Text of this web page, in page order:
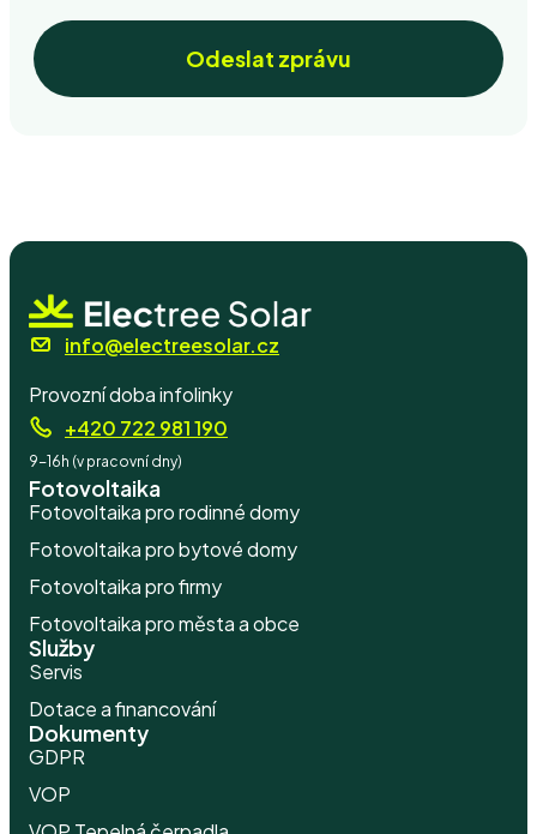
Odeslat zprávu
info@electreesolar.cz
Provozní doba infolinky
+420 722 981 190
9-16h (v pracovní dny)
Fotovoltaika
Fotovoltaika pro rodinné domy
Fotovoltaika pro bytové domy
Fotovoltaika pro firmy
Fotovoltaika pro města a obce
Služby
Servis
Dotace a financování
Dokumenty
GDPR
VOP